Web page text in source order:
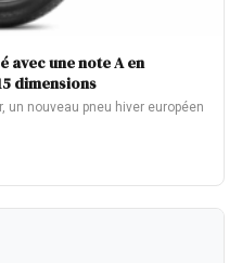
avec une note A en
dimensions
un nouveau pneu hiver européen